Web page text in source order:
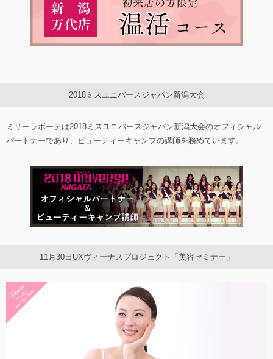
2018ミスユニバースジャパン新潟大会
ミリーラボーテは2018ミスユニバースジャパン新潟大会のオフィシャル
パートナーであり、ビューティーキャンプの講師を務めています。
11月30日UXヴィーナスプロジェクト「美容セミナー」